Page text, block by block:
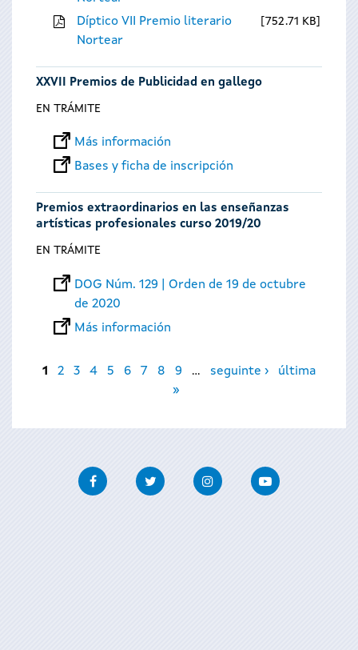
Díptico VII Premio literario
Nortear
752.71 KB
XXVII Premios de Publicidad en gallego
EN TRÁMITE
Más información
Bases y ficha de inscripción
Premios extraordinarios en las enseñanzas
artísticas profesionales curso 2019/20
EN TRÁMITE
DOG Núm. 129 | Orden de 19 de octubre
de 2020
Más información
Páginas
1 2 3 4 5 6 7 8 9 … seguinte ›
última
»
FacebookTwitter InstagramYoutube